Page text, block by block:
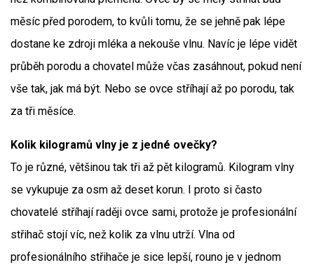
měsíc před porodem, to kvůli tomu, že se jehně pak lépe
dostane ke zdroji mléka a nekouše vlnu. Navíc je lépe vidět
průběh porodu a chovatel může včas zasáhnout, pokud není
vše tak, jak má být. Nebo se ovce stříhají až po porodu, tak
za tři měsíce.
Kolik kilogramů vlny je z jedné ovečky?
To je různé, většinou tak tři až pět kilogramů. Kilogram vlny
se vykupuje za osm až deset korun. I proto si často
chovatelé stříhají raději ovce sami, protože je profesionální
střihač stojí víc, než kolik za vlnu utrží. Vlna od
profesionálního střihače je sice lepší, rouno je v jednom